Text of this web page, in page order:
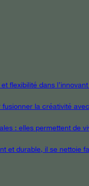
flexibilité dans
la créativité
: elles permettent de
et durable, il se